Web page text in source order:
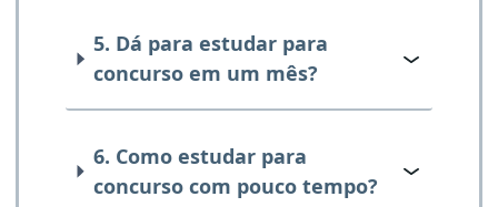
5. Dá para estudar para
concurso em um mês?
6. Como estudar para
concurso com pouco tempo?